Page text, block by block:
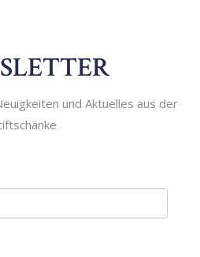
und Aktuelles aus der